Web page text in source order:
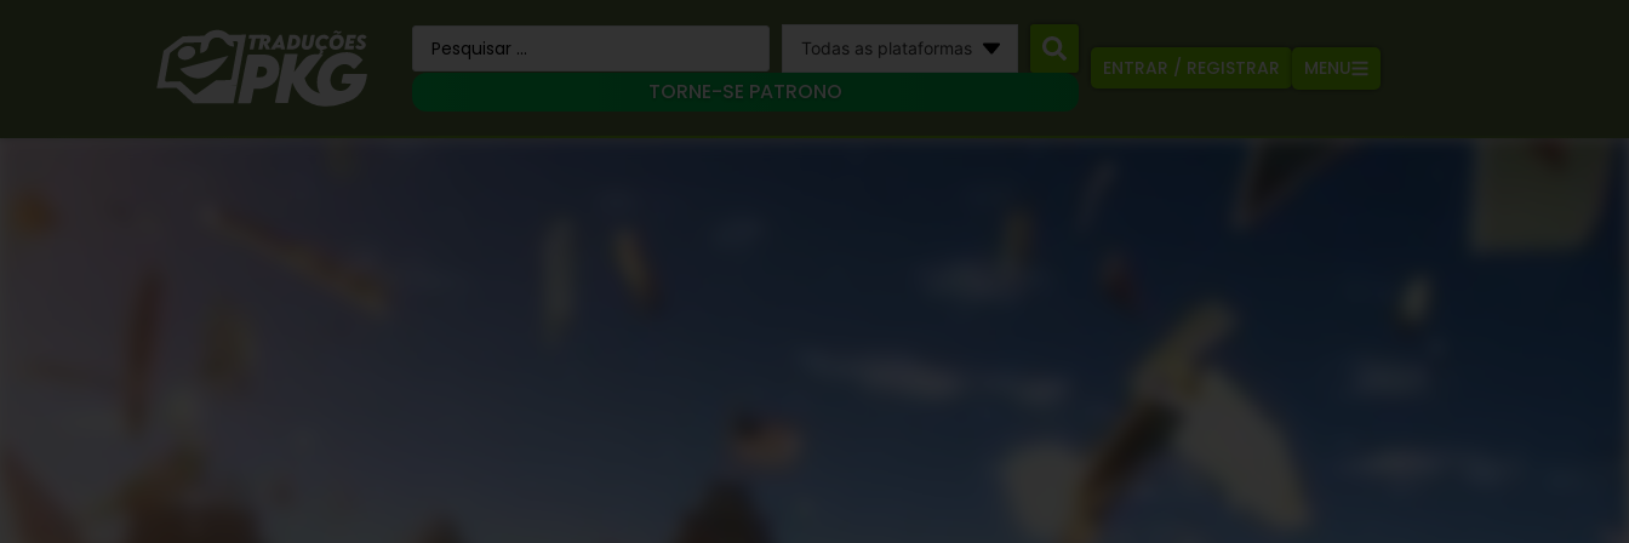
Todas as plataformas
TORNE-SE PATRONO
ENTRAR / REGISTRAR MENU